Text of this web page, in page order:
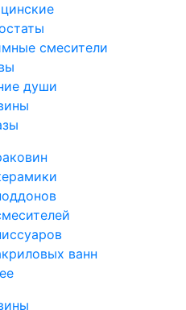
смесители
души
ванн